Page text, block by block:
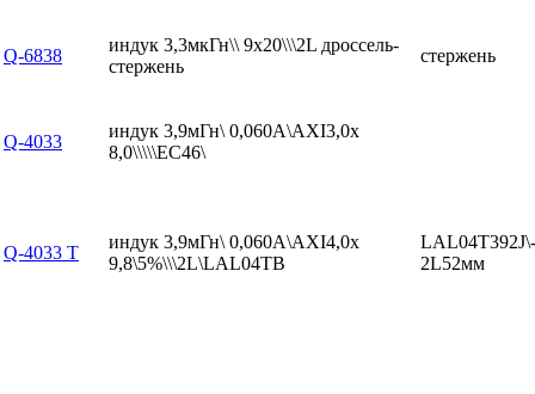
Q-6838
индук 3,3мкГн\\ 9x20\\\2L дроссель-
стержень
стержень
Q-4033
индук 3,9мГн\ 0,060А\AXI3,0x
8,0\\\\\EC46\
Q-4033 T
индук 3,9мГн\ 0,060А\AXI4,0x
9,8\5%\\\2L\LAL04TB
2L52мм